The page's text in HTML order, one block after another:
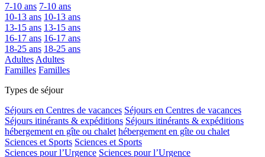
7-10 ans 7-10 ans
10-13 ans 10-13 ans
13-15 ans 13-15 ans
16-17 ans 16-17 ans
18-25 ans 18-25 ans
Adultes Adultes
Familles Familles
Types de séjour
Séjours en Centres de vacances Séjours en Centres de vacances
Séjours itinérants & expéditions Séjours itinérants & expéditions
hébergement en gîte ou chalet hébergement en gîte ou chalet
Sciences et Sports Sciences et Sports
Sciences pour l’Urgence Sciences pour l’Urgence